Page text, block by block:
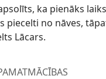
ka pienāks
piecelti no nāves,
Lācars.